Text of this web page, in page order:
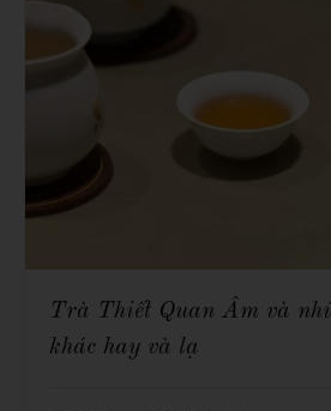
Trà Thiết Quan Âm và
khác hay và lạ